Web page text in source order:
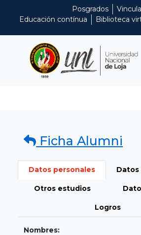
Posgrados
Educación contínua
Biblioteca
Ficha Alumni
Datos personales Datos
Otros estudios
Logros
Nombres: